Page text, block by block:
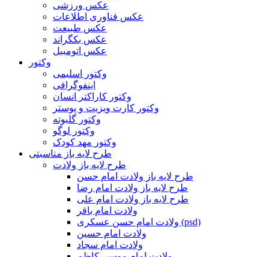
عکس ورزشی
عکس فناوری اطلاعات
عکس طبیعت
عکس بکگراند
عکس اتومبیل
وکتور
وکتور اسلیمی
اینفوگرافی
وکتور کاراکتر انسان
وکتور کارت ویزیت و پوستر
وکتور گلبوته
وکتور لوگو
وکتور مهد کودک
طرح لایه باز مناسبتی
طرح لایه باز ولادت
طرح لایه باز ولادت امام حسن
طرح لایه باز ولادت امام رضا
طرح لایه باز ولادت امام علی
ولادت امام باقر
ولادت امام حسن عسکری (psd)
ولادت امام حسین
ولادت امام سجاد